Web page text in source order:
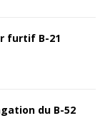
furtif B-21
du B-52